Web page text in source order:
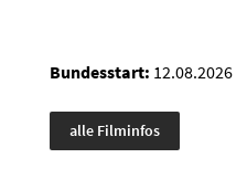
Bundesstart: 12.08.2026
alle Filminfos